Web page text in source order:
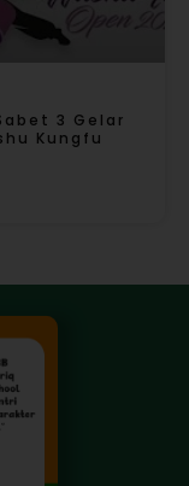
3 Gelar
Kungfu